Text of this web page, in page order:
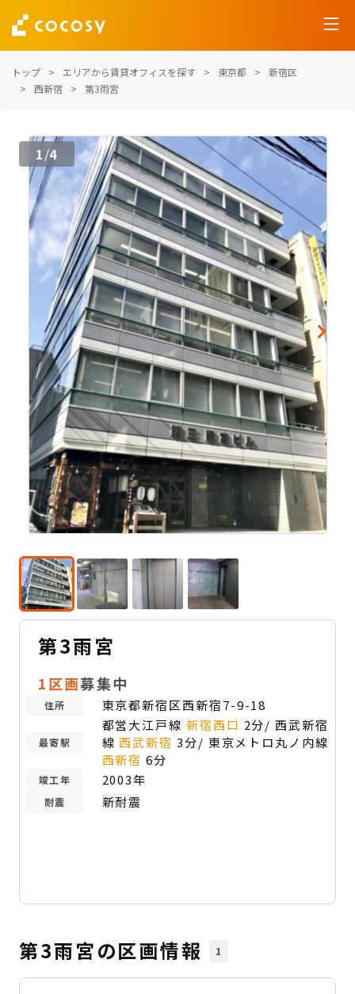
トップ エリアから賃貸オフィスを探す 東京都
新宿区
西新宿
第3雨宮
1/4
第3雨宮
1区画募集中
住所 東京都新宿区西新宿7-9-18
最寄駅
都営大江戸線 新宿西口 2分/ 西武新宿
線西武新宿 3分/ 東京メトロ丸ノ内線
西新宿 6分
竣工年 2003年
耐震 新耐震
第3雨宮の区画情報 1